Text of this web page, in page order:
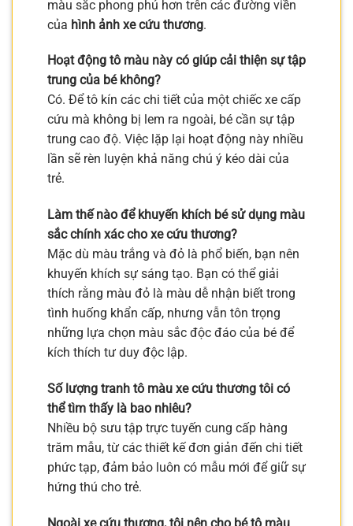
màu sắc phong phú hơn trên các đường viền
của hình ảnh xe cứu thương.
Hoạt động tô màu này có giúp cải thiện sự tập
trung của bé không?
Có. Để tô kín các chi tiết của một chiếc xe cấp
cứu mà không bị lem ra ngoài, bé cần sự tập
trung cao độ. Việc lặp lại hoạt động này nhiều
lần sẽ rèn luyện khả năng chú ý kéo dài của
trẻ.
Làm thế nào để khuyến khích bé sử dụng màu
sắc chính xác cho xe cứu thương?
Mặc dù màu trắng và đỏ là phổ biến, bạn nên
khuyến khích sự sáng tạo. Bạn có thể giải
thích rằng màu đỏ là màu dễ nhận biết trong
tình huống khẩn cấp, nhưng vẫn tôn trọng
những lựa chọn màu sắc độc đáo của bé để
kích thích tư duy độc lập.
Số lượng tranh tô màu xe cứu thương tôi có
thể tìm thấy là bao nhiêu?
Nhiều bộ sưu tập trực tuyến cung cấp hàng
trăm mẫu, từ các thiết kế đơn giản đến chi tiết
phức tạp, đảm bảo luôn có mẫu mới để giữ sự
hứng thú cho trẻ.